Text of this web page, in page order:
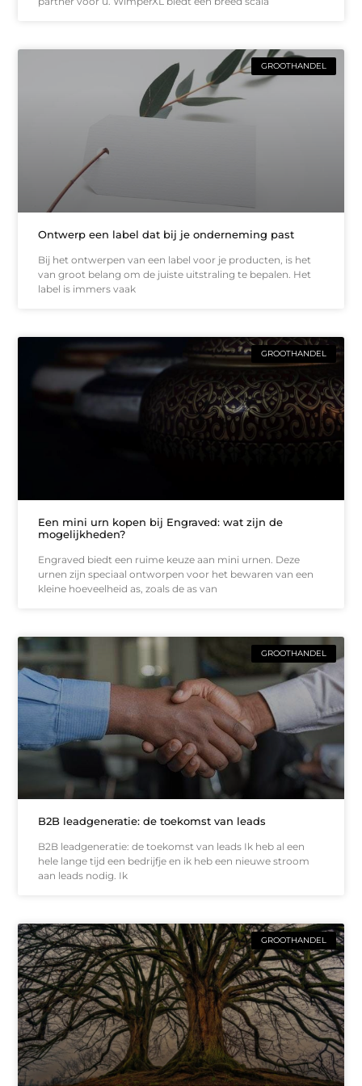
GROOTHANDEL
Ontwerp een label dat bij je onderneming past
Bij het ontwerpen van een label voor je producten, is het
van groot belang om de juiste uitstraling te bepalen. Het
label is immers vaak
GROOTHANDEL
Een mini urn kopen bij Engraved: wat zijn de
mogelijkheden?
Engraved biedt een ruime keuze aan mini urnen. Deze
urnen zijn speciaal ontworpen voor het bewaren van een
kleine hoeveelheid as, zoals de as van
GROOTHANDEL
B2B leadgeneratie: de toekomst van leads
B2B leadgeneratie: de toekomst van leads Ik heb al een
hele lange tijd een bedrijfje en ik heb een nieuwe stroom
aan leads nodig. Ik
GROOTHANDEL